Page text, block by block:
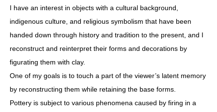
I have an interest in objects with a cultural background,
indigenous culture, and religious symbolism that have been
handed down through history and tradition to the present, and I
reconstruct and reinterpret their forms and decorations by
figurating them with clay.
One of my goals is to touch a part of the viewer’s latent memory
by reconstructing them while retaining the base forms.
Pottery is subject to various phenomena caused by firing in a